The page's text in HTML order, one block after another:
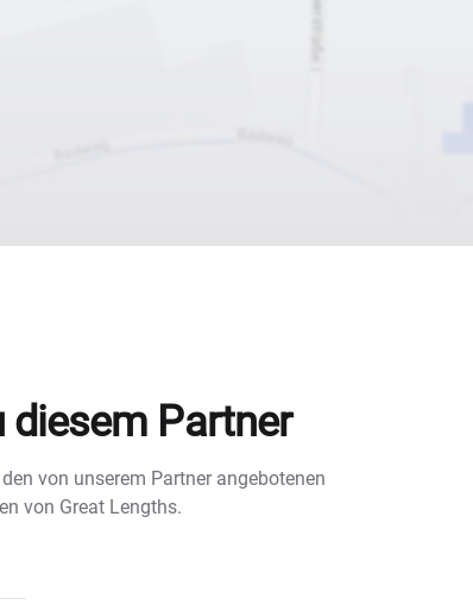
diesem Partner
von unserem Partner angebotenen
von Great Lengths.